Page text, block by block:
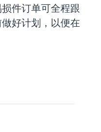
件订单可全程跟
好计划，以便在